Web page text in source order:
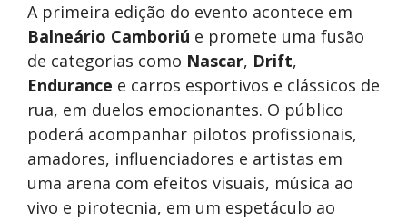
A primeira edição do evento acontece em
Balneário Camboriú e promete uma fusão
de categorias como Nascar, Drift,
Endurance e carros esportivos e clássicos de
rua, em duelos emocionantes. O público
poderá acompanhar pilotos profissionais,
amadores, influenciadores e artistas em
uma arena com efeitos visuais, música ao
vivo e pirotecnia, em um espetáculo ao